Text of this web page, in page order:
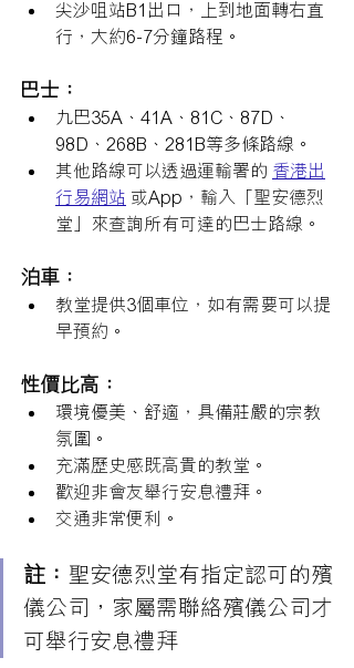
尖沙咀站B1出口，上到地面轉右直
行，大約6-7分鐘路程。
巴士：
九巴35A、41A、81C、87D、
98D、268B、281B等多條路線。
其他路線可以透過運輸署的 香港出
行易網站 或App，輸入「聖安德烈
堂」來查詢所有可達的巴士路線。
泊車：
教堂提供3個車位，如有需要可以提
早預約。
性價比高：
環境優美、舒適，具備莊嚴的宗教
氛圍。
充滿歷史感既高貴的教堂。
歡迎非會友舉行安息禮拜。
交通非常便利。
註： 聖安德烈堂有指定認可的殯
儀公司，家屬需聯絡殯儀公司才
可舉行安息禮拜